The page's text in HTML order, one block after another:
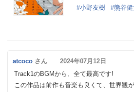
健太郎】
小野友樹 熊谷健
atcoco さん 2024年07月12日
Track1のBGMから、全て最高です!
この作品は前作も音楽も良くて、世界観